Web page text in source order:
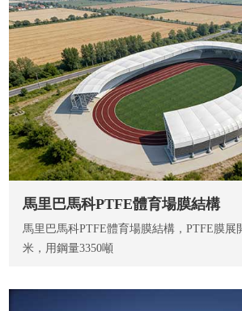
馬里巴馬科PTFE體育場膜結構
馬里巴馬科PTFE體育場膜結構，PTFE膜展
米，用鋼量3350噸